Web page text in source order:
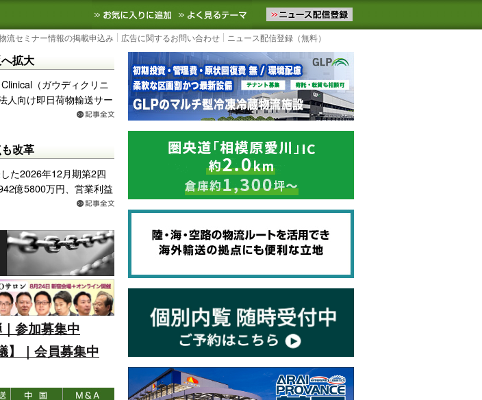
スサイト
SCMなど国内外の最新の物流ニュースをお届けします。物流ニュースメール配信を登録す
お気に入りに追加 よく見るテーマ
流セミナー情報の掲載申込み 広告に関するお問い合わせ ニュース配信登録（無料）
拡大
（ガウディクリニ
人向け即日荷物輸送サー
改革
た2026年12月期第2四
億5800万円、営業利益
参加募集中
】｜会員募集中